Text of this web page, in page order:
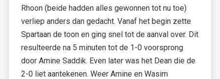
Rhoon (beide hadden alles gewonnen tot nu toe)
verliep anders dan gedacht. Vanaf het begin zette
Spartaan de toon en ging snel tot de aanval over. Dit
resulteerde na 5 minuten tot de 1-0 voorsprong
door Amine Saddik. Even later was het Dean die de
2-0 liet aantekenen. Weer Amine en Wasim